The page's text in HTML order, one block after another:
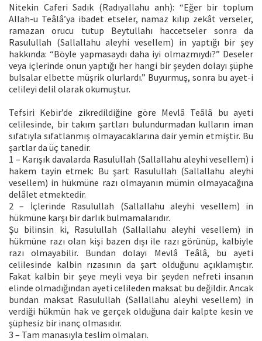
Nitekin Caferi Sadık (Radıyallahu anh): “Eğer bir toplum
Allah-u Teâlâ’ya ibadet etseler, namaz kılıp zekât verseler,
ramazan orucu tutup Beytullahı haccetseler sonra da
Rasulullah (Sallallahu aleyhi vesellem) in yaptığı bir şey
hakkında: “Böyle yapmasaydı daha iyi olmazmıydı?” Deseler
veya içlerinde onun yaptığı her hangi bir şeyden dolayı şüphe
bulsalar elbette müşrik olurlardı.” Buyurmuş, sonra bu ayet-i
celileyi delil olarak okumuştur.
Tefsiri Kebir’de zikredildiğine göre Mevlâ Teâlâ bu ayeti
celilesinde, bir takım şartları bulundurmadan kulların iman
sıfatıyla sıfatlanmış olmayacaklarına dair yemin etmiştir. Bu
şartlar da üç tanedir.
1 – Karışık davalarda Rasulullah (Sallallahu aleyhi vesellem) i
hakem tayin etmek: Bu şart Rasulullah (Sallallahu aleyhi
vesellem) in hükmüne razı olmayanın mümin olmayacağına
delâlet etmektedir.
2 – İçlerinde Rasulullah (Sallallahu aleyhi vesellem) in
hükmüne karşı bir darlık bulmamalarıdır.
Şu bilinsin ki, Rasulullah (Sallallahu aleyhi vesellem) in
hükmüne razı olan kişi bazen dışı ile razı görünüp, kalbiyle
razı olmayabilir. Bundan dolayı Mevlâ Teâlâ, bu ayeti
celilesinde kalbin rızasının da şart olduğunu açıklamıştır.
Fakat kalbin bir şeye meyli veya bir şeyden nefreti insanın
elinde olmadığından ayeti celileden maksat bu değildir. Ancak
bundan maksat Rasulullah (Sallallahu aleyhi vesellem) in
verdiği hükmün hak ve gerçek olduğuna dair kalpte kesin ve
şüphesiz bir inanç olmasıdır.
3 – Tam manasıyla teslim olmaları.